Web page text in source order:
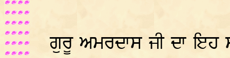
ਗੁਰੂ ਅਮਰਦਾਸ ਜੀ ਦਾ